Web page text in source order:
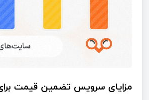
مزایای سرویس تضمین قیمت